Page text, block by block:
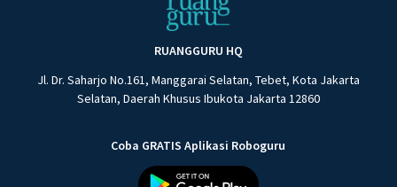
RUANGGURU HQ
Jl. Dr. Saharjo No.161, Manggarai Selatan, Tebet, Kota Jakarta
Selatan, Daerah Khusus Ibukota Jakarta 12860
Coba GRATIS Aplikasi Roboguru